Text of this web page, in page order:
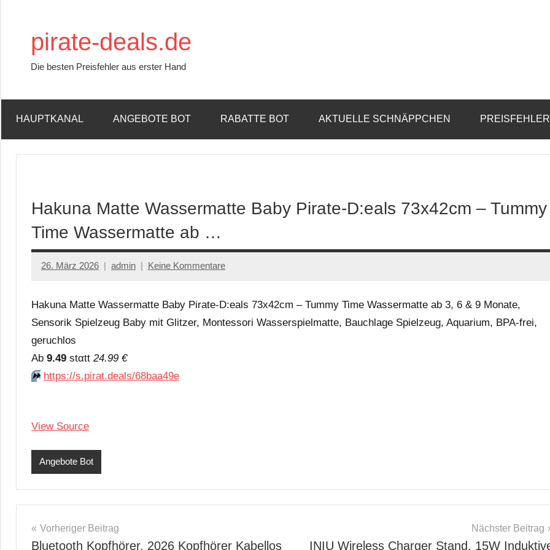
springenpirate-deals.de
Die besten Preisfehler aus erster Hand
HAUPTKANAL ANGEBOTE BOT RABATTE BOT AKTUELLE SCHNÄPPCHEN
Hakuna Matte Wassermatte Baby Pirate-D:eals 73x42cm – Tummy
Time Wassermatte ab …
26. März 2026 admin Keine Kommentare
Hakuna Matte Wassermatte Baby Pirate-D:eals 73x42cm – Tummy Time Wassermatte ab 3, 6 & 9 Monate,
Sensorik Spielzeug Baby mit Glitzer, Montessori Wasserspielmatte, Bauchlage Spielzeug, Aquarium, BPA-frei,
geruchlos
Аb 9.49 stαtt 24.99 €
⏩️ https://s.pirat.deals/68baa49e
View Source
Angebote Bot
Beitragsnavigation
Vorheriger Beitrag
Bluetooth Kopfhörer, 2026 Kopfhörer Kabellos
Nächster Beitrag
INIU Wireless Charger Stand, 15W